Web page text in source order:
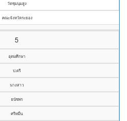
วัดชุมนุมสูง
คณะจังหวัดระยอง
5
อุดมศึกษา
ป.ตรี
นางสาว
ธนัชพร
ศรีหมื่น